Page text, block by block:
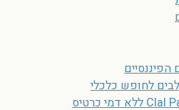
לחופש כלכלי